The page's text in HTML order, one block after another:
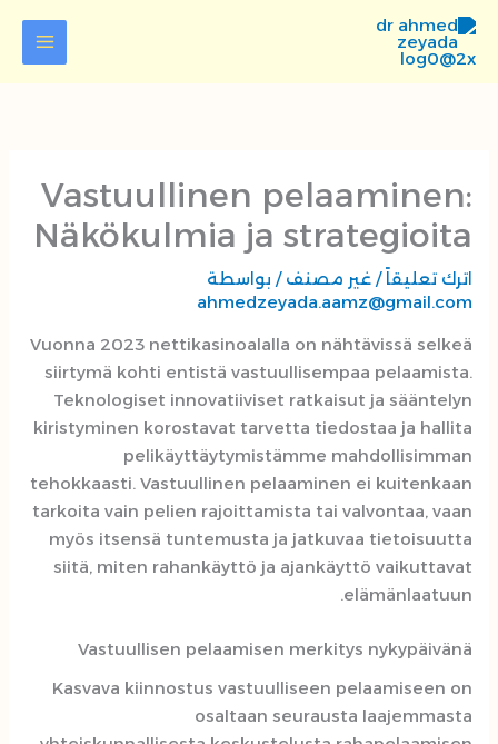
تخطي
إلى
المحتوى
Vastuullinen pelaaminen:
Näkökulmia ja strategioita
اترك تعليقاً /غير مصنف / بواسطة
ahmedzeyada.aamz@gmail.com
Vuonna 2023 nettikasinoalalla on nähtävissä selkeä
siirtymä kohti entistä vastuullisempaa pelaamista.
Teknologiset innovatiiviset ratkaisut ja sääntelyn
kiristyminen korostavat tarvetta tiedostaa ja hallita
pelikäyttäytymistämme mahdollisimman
tehokkaasti. Vastuullinen pelaaminen ei kuitenkaan
tarkoita vain pelien rajoittamista tai valvontaa, vaan
myös itsensä tuntemusta ja jatkuvaa tietoisuutta
siitä, miten rahankäyttö ja ajankäyttö vaikuttavat
elämänlaatuun.
Vastuullisen pelaamisen merkitys nykypäivänä
Kasvava kiinnostus vastuulliseen pelaamiseen on
osaltaan seurausta laajemmasta